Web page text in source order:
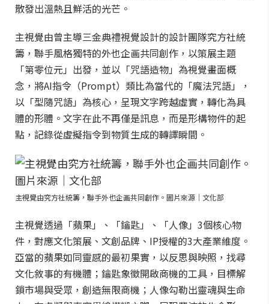
散發出溫熱且鮮活的光芒。
主視覺由曾主導三金典禮視覺設計的設計團隊究方社統
籌，聯手風格獨特的外也企画共同創作，以策展主題
「第零位元」出發，並以「咒語造物」為視覺畫面概
念，將AI指令（Prompt）類比為當代的「魔法咒語」，
以「型隨咒語」為核心，呈現文字跨越虛實，轉化為具
體的形體。文字在此不再僅是訊息，而是形構物件的起
點，記錄從虛擬指令到物質生成的轉譯瞬間。
主視覺由究方社統籌，聯手外也企画共同創作。圖片來源｜文化部
主視覺透過「蘋果」、「鑰匙」、「人像」3個核心物
件，對應文化策展、文創品牌、IP授權的3大產業維度。
亞當的蘋果如同靈感的最初果實，以反思與映照，找尋
文化敘事的有機體；鑰匙象徵開啟商機的工具，目標解
鎖市場與受眾，創造無限商機；人像勾勒出靈魂與生命